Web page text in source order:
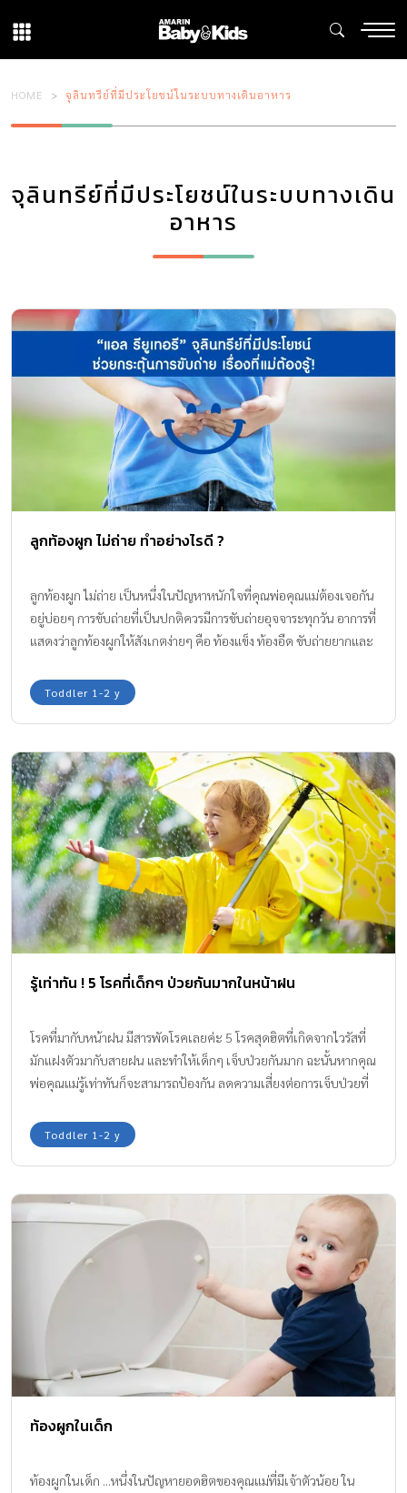
HOME จุลินทรีย์ที่มีประโยชน์ในระบบทางเดินอาหาร
จุลินทรีย์ที่มีประโยชน์ในระบบทางเดิน
อาหาร
ลูกท้องผูก ไม่ถ่าย ทำอย่างไรดี ?
ลูกท้องผูก ไม่ถ่าย เป็นหนึ่งในปัญหาหนักใจที่คุณพ่อคุณแม่ต้องเจอกัน
อยู่บ่อยๆ การขับถ่ายที่เป็นปกติควรมีการขับถ่ายอุจจาระทุกวัน อาการที่
แสดงว่าลูกท้องผูกให้สังเกตง่ายๆ คือ ท้องแข็ง ท้องอืด ขับถ่ายยากและ
ขับถ่ายที่เป็นปกติ เรามีคำแนะนำดีๆ มาฝากค่ะ
Toddler 1-2 y
รู้เท่าทัน ! 5 โรคที่เด็กๆ ป่วยกันมากในหน้าฝน
โรคที่มากับหน้าฝน มีสารพัดโรคเลยค่ะ 5 โรคสุดฮิตที่เกิดจากไวรัสที่
มักแฝงตัวมากับสายฝน และทำให้เด็กๆ เจ็บป่วยกันมาก ฉะนั้นหากคุณ
พ่อคุณแม่รู้เท่าทันก็จะสามารถป้องกัน ลดความเสี่ยงต่อการเจ็บป่วยที่
ติดเชื้อไวรัสอะไรเป็นพิเศษ แล้วจะลดการเจ็บป่วยให้กับลูกรักได้
อย่างไรกันค่ะ
Toddler 1-2 y
ท้องผูกในเด็ก
ท้องผูกในเด็ก ...หนึ่งในปัญหายอดฮิตของคุณแม่ที่มีเจ้าตัวน้อย ใน